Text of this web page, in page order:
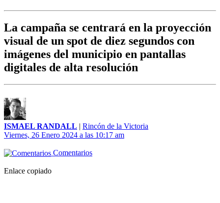
La campaña se centrará en la proyección
visual de un spot de diez segundos con
imágenes del municipio en pantallas
digitales de alta resolución
ISMAEL RANDALL | Rincón de la Victoria
Viernes, 26 Enero 2024 a las 10:17 am
Comentarios
Enlace copiado